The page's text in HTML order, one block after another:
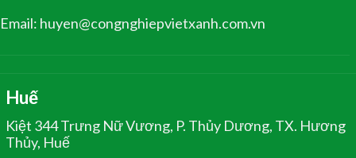
Email: huyen@congnghiepvietxanh.com.vn
Huế
Kiệt 344 Trưng Nữ Vương, P. Thủy Dương, TX. Hương
Thủy, Huế